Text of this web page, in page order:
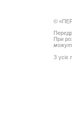
©
При
можуть
З усіх